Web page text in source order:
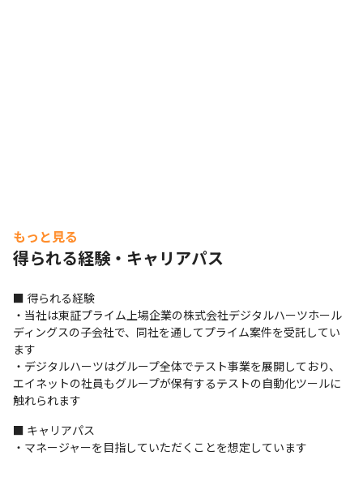
もっと見る
得られる経験・キャリアパス
■ 得られる経験
・当社は東証プライム上場企業の株式会社デジタルハーツホール
ディングスの子会社で、同社を通してプライム案件を受託してい
ます
・デジタルハーツはグループ全体でテスト事業を展開しており、
エイネットの社員もグループが保有するテストの自動化ツールに
触れられます
■ キャリアパス
・マネージャーを目指していただくことを想定しています